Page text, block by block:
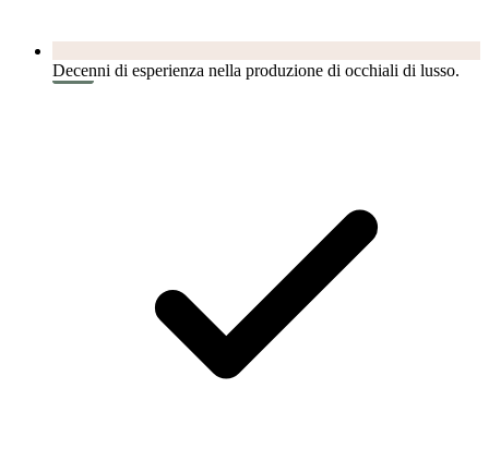
Decenni di esperienza nella produzione di occhiali di lusso.